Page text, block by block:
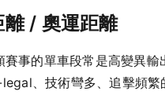
離 / 奧運距離
賽事的單車段常是高變異輸
、技術彎多、追擊頻繁